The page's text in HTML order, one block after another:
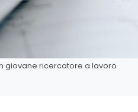
giovane ricercatore a lavoro